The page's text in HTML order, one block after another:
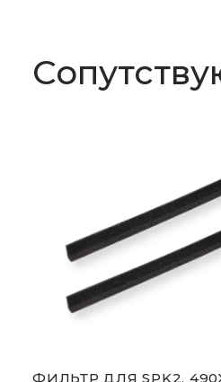
ФИЛЬТР ДЛЯ SPK2,